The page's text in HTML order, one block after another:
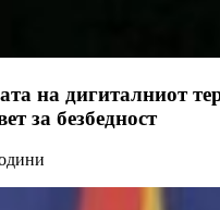
на дигиталниот
за безбедност